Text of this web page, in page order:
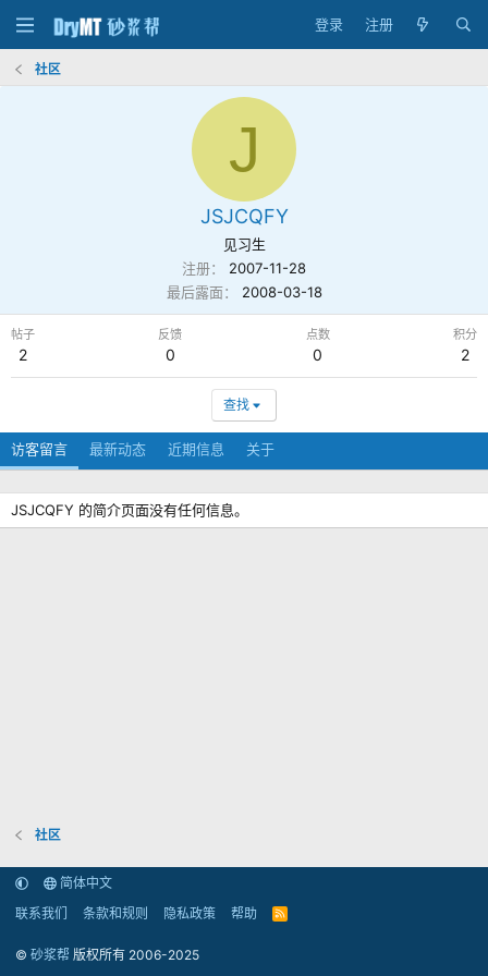
登录 注册
社区
J
JSJCQFY
见习生
注册
2007-11-28
最后露面
2008-03-18
帖子
2
反馈
0
点数
0
积分
2
查找
访客留言 最新动态 近期信息 关于
JSJCQFY 的简介页面没有任何信息。
社区
简体中文
联系我们
条款和规则 隐私政策 帮助
R
© 砂浆帮 版权所有 2006-2025